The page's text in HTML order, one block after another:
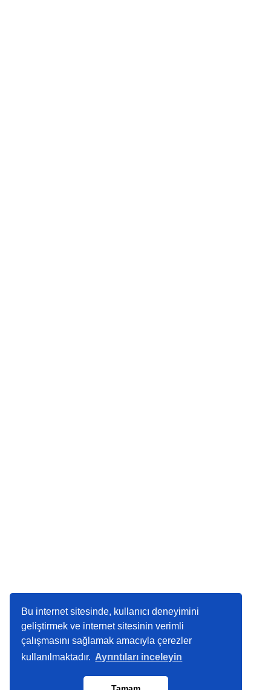
Bu internet sitesinde, kullanıcı deneyimini
geliştirmek ve internet sitesinin verimli
çalışmasını sağlamak amacıyla çerezler
kullanılmaktadır. Ayrıntıları inceleyin